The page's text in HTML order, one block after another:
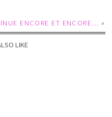
ENCORE ET ENCORE… »
LIKE